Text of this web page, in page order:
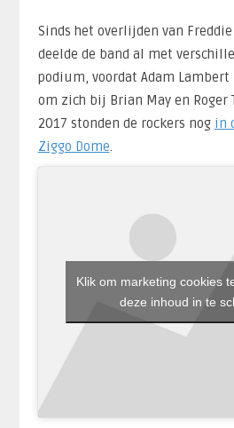
Sinds het overlijden van
deelde de band al met
podium, voordat Adam Lambert
om zich bij Brian May en Roger
2017 stonden de rockers nog in
Ziggo Dome.
Klik om marketing cookies
deze inhoud in te